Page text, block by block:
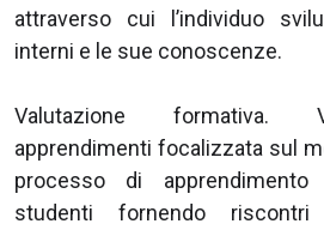
attraverso cui l’individuo
interni e le sue conoscenze.
Valutazione formativa.
apprendimenti focalizzata sul
processo di
studenti fornendo